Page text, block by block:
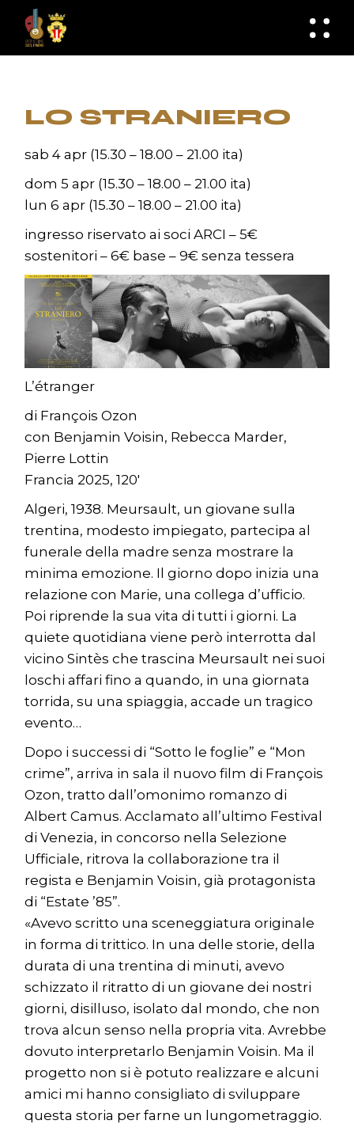
content
LO STRANIERO
sab 4 apr (15.30 – 18.00 – 21.00 ita)
dom 5 apr (15.30 – 18.00 – 21.00 ita)
lun 6 apr (15.30 – 18.00 – 21.00 ita)
ingresso riservato ai soci ARCI – 5€
sostenitori – 6€ base – 9€ senza tessera
L’étranger
di François Ozon
con Benjamin Voisin, Rebecca Marder,
Pierre Lottin
Francia 2025, 120′
Algeri, 1938. Meursault, un giovane sulla
trentina, modesto impiegato, partecipa al
funerale della madre senza mostrare la
minima emozione. Il giorno dopo inizia una
relazione con Marie, una collega d’ufficio.
Poi riprende la sua vita di tutti i giorni. La
quiete quotidiana viene però interrotta dal
vicino Sintès che trascina Meursault nei suoi
loschi affari fino a quando, in una giornata
torrida, su una spiaggia, accade un tragico
evento…
Dopo i successi di “Sotto le foglie” e “Mon
crime”, arriva in sala il nuovo film di François
Ozon, tratto dall’omonimo romanzo di
Albert Camus. Acclamato all’ultimo Festival
di Venezia, in concorso nella Selezione
Ufficiale, ritrova la collaborazione tra il
regista e Benjamin Voisin, già protagonista
di “Estate ’85”.
«Avevo scritto una sceneggiatura originale
in forma di trittico. In una delle storie, della
durata di una trentina di minuti, avevo
schizzato il ritratto di un giovane dei nostri
giorni, disilluso, isolato dal mondo, che non
trova alcun senso nella propria vita. Avrebbe
dovuto interpretarlo Benjamin Voisin. Ma il
progetto non si è potuto realizzare e alcuni
amici mi hanno consigliato di sviluppare
questa storia per farne un lungometraggio.